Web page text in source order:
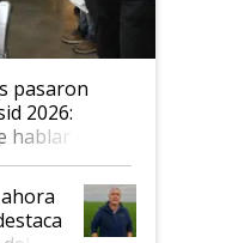
pasaron
2026:
del
el sistema